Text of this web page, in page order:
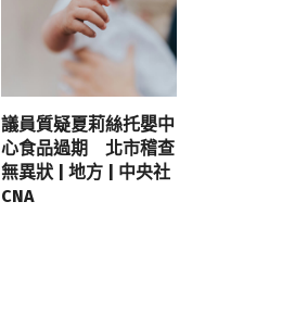
議員質疑夏莉絲托嬰中
心食品過期 北市稽查
無異狀 | 地方 | 中央社
CNA